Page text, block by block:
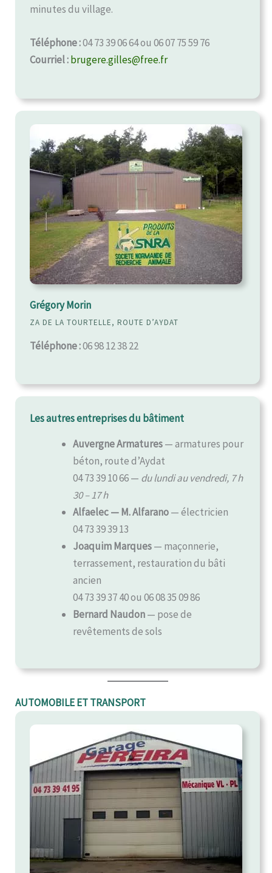
minutes du village.
Téléphone :04 73 39 06 64 ou 06 07 75 59 76
Courriel :brugere.gilles@free.fr
Grégory Morin
ZA DE LA TOURTELLE, ROUTE D’AYDAT
Téléphone :06 98 12 38 22
Les autres entreprises du bâtiment
Auvergne Armatures— armatures pour
béton, route d’Aydat
04 73 39 10 66 — du lundi au vendredi, 7 h
30 – 17 h
Alfaelec — M. Alfarano— électricien
04 73 39 39 13
Joaquim Marques— maçonnerie,
terrassement, restauration du bâti
ancien
04 73 39 37 40 ou 06 08 35 09 86
Bernard Naudon— pose de
revêtements de sols
AUTOMOBILE ET TRANSPORT